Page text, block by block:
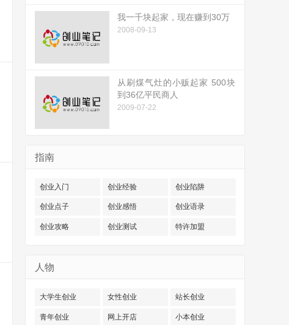
我一千块起家，现在赚到30万
2008-09-13
从刷煤气灶的小贩起家 500块
到36亿平民商人
2009-07-22
指南
创业入门 创业经验 创业陷阱
创业点子 创业感悟 创业语录
创业攻略 创业测试 特许加盟
人物
大学生创业 女性创业 站长创业
青年创业 网上开店 小本创业